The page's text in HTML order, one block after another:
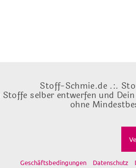
Stoff-Schmie.de .:.
selber entwerfen und
ohne
Geschäftsbedingungen Datenschutz